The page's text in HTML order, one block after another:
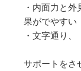
・内面力と
果がでやすい
・文字通り、
サポートをさ